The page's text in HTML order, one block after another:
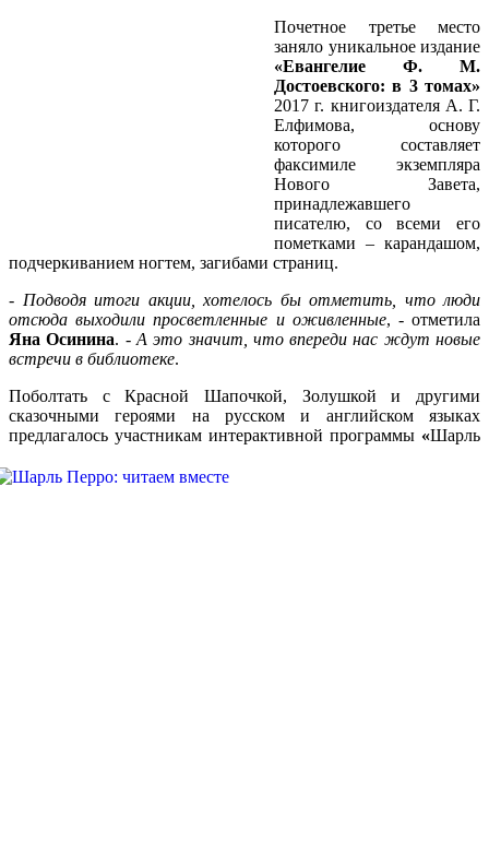
Почетное третье место
заняло уникальное издание
«Евангелие Ф. М.
Достоевского: в 3 томах»
2017 г. книгоиздателя А. Г.
Елфимова, основу
которого составляет
факсимиле экземпляра
Нового Завета,
принадлежавшего
писателю, со всеми его
пометками – карандашом,
подчеркиванием ногтем, загибами страниц.
- Подводя итоги акции, хотелось бы отметить, что люди
отсюда выходили просветленные и оживленные, - отметила
Яна Осинина. - А это значит, что впереди нас ждут новые
встречи в библиотеке.
Поболтать с Красной Шапочкой, Золушкой и другими
сказочными героями на русском и английском языках
предлагалось участникам интерактивной программы «Шарль